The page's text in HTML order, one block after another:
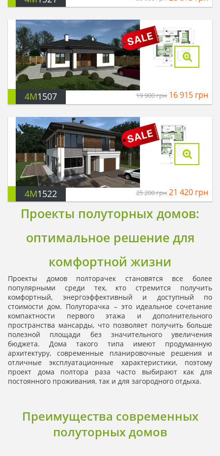
4M1507 19 900грн 16 915 грн
4M1522 25 200грн 21 420 грн
Проекты полуторных домов:
оптимальное решение для
комфортной жизни
Проекты домов полторачек становятся все более
популярными среди тех, кто стремится получить
комфортный, энергоэффективный и доступный по
стоимости дом. Полуторачка – это идеальное сочетание
компактности первого этажа и дополнительного
пространства мансарды, что позволяет получить больше
полезной площади без значительного увеличения
бюджета. Дома такого типа имеют продуманную
архитектуру, современные планировочные решения и
отличные эксплуатационные характеристики, поэтому
проект дома полтора раза часто выбирают как для
постоянного проживания, так и для загородного отдыха.
Преимущества современных
полуторных домов